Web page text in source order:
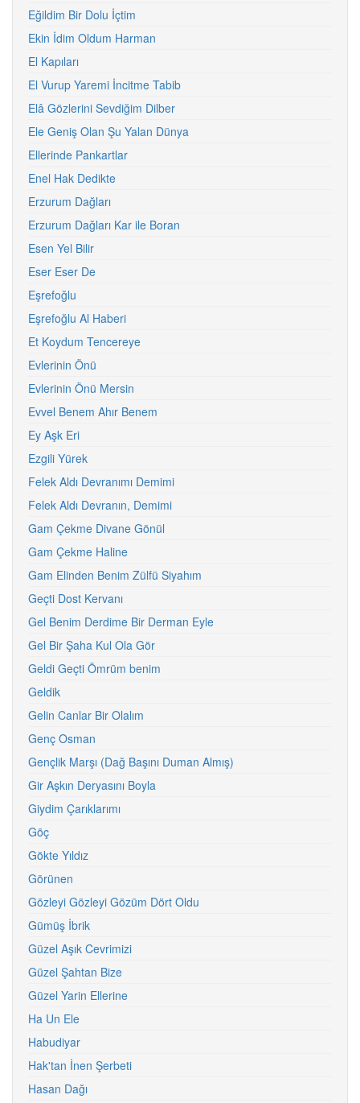
Eğildim Bir Dolu İçtim
Ekin İdim Oldum Harman
El Kapıları
El Vurup Yaremi İncitme Tabib
Elâ Gözlerini Sevdiğim Dilber
Ele Geniş Olan Şu Yalan Dünya
Ellerinde Pankartlar
Enel Hak Dedikte
Erzurum Dağları
Erzurum Dağları Kar ile Boran
Esen Yel Bilir
Eser Eser De
Eşrefoğlu
Eşrefoğlu Al Haberi
Et Koydum Tencereye
Evlerinin Önü
Evlerinin Önü Mersin
Evvel Benem Ahır Benem
Ey Aşk Eri
Ezgili Yürek
Felek Aldı Devranımı Demimi
Felek Aldı Devranın, Demimi
Gam Çekme Divane Gönül
Gam Çekme Haline
Gam Elinden Benim Zülfü Siyahım
Geçti Dost Kervanı
Gel Benim Derdime Bir Derman Eyle
Gel Bir Şaha Kul Ola Gör
Geldi Geçti Ömrüm benim
Geldik
Gelin Canlar Bir Olalım
Genç Osman
Gençlik Marşı (Dağ Başını Duman Almış)
Gir Aşkın Deryasını Boyla
Giydim Çarıklarımı
Göç
Gökte Yıldız
Görünen
Gözleyi Gözleyi Gözüm Dört Oldu
Gümüş İbrik
Güzel Aşık Cevrimizi
Güzel Şahtan Bize
Güzel Yarin Ellerine
Ha Un Ele
Habudiyar
Hak'tan İnen Şerbeti
Hasan Dağı